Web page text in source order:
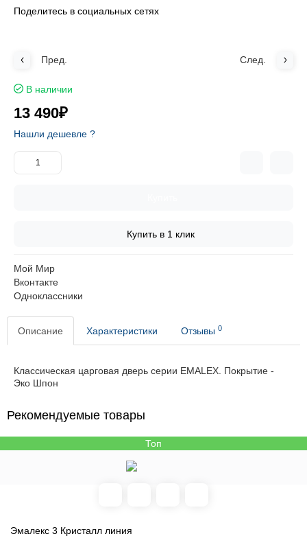
Поделитесь в социальных сетях
Пред. След.
В наличии
13 490₽
Нашли дешевле ?
Купить в 1 клик
Мой Мир
Вконтакте
Одноклассники
Описание Характеристики Отзывы 0
Классическая царговая дверь cерии EMALEX. Покрытие -
Эко Шпон
Рекомендуемые товары
Топ
Эмалекс 3 Кристалл линия